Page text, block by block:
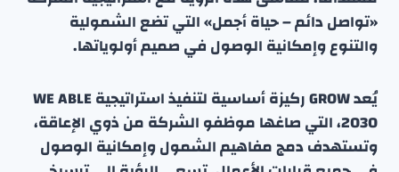
«تواصل دائم – حياة أجمل» التي تضع الشمولية
والتنوع وإمكانية الوصول في صميم أولوياتها.
يُعد GROW ركيزة أساسية لتنفيذ استراتيجية WE ABLE
2030، التي صاغها موظفو الشركة من ذوي الإعاقة،
وتستهدف دمج مفاهيم الشمول وإمكانية الوصول